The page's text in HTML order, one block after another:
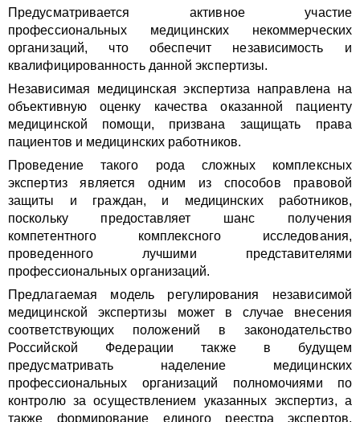
Предусматривается активное участие
профессиональных медицинских некоммерческих
организаций, что обеспечит независимость и
квалифицированность данной экспертизы.
Независимая медицинская экспертиза направлена на
объективную оценку качества оказанной пациенту
медицинской помощи, призвана защищать права
пациентов и медицинских работников.
Проведение такого рода сложных комплексных
экспертиз является одним из способов правовой
защиты и граждан, и медицинских работников,
поскольку предоставляет шанс получения
компетентного комплексного исследования,
проведенного лучшими представителями
профессиональных организаций.
Предлагаемая модель регулирования независимой
медицинской экспертизы может в случае внесения
соответствующих положений в законодательство
Российской Федерации также в будущем
предусматривать наделение медицинских
профессиональных организаций полномочиями по
контролю за осуществлением указанных экспертиз, а
также формирование единого реестра экспертов,